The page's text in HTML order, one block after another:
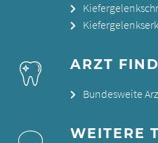
ARZT
Bundesweite
WEITERE